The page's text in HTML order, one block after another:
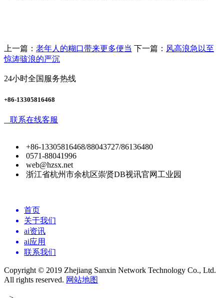
上一篇： 老年人的糊口带来更多便当 下一篇： 风高浪急以至
惊涛骇浪的严沉
24小时全国服务热线
+86-13305816468
联系在线客服
+86-13305816468/88043727/86136480
0571-88041996
web@hzsx.net
浙江省杭州市余杭区崇贤DB视讯官网工业园
首页
关于我们
ai资讯
ai应用
联系我们
Copyright © 2019 Zhejiang Sanxin Network Technology Co., Ltd.
All rights reserved. 网站地图